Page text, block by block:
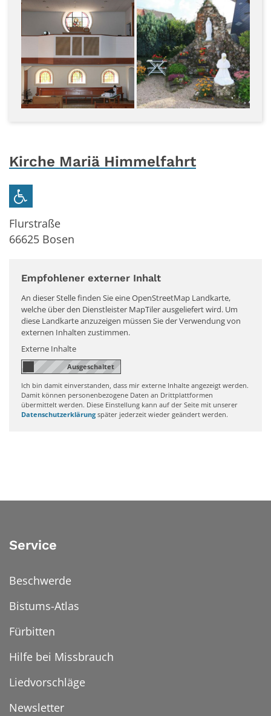
Kirche Mariä Himmelfahrt
Flurstraße
66625 Bosen
Empfohlener externer Inhalt
An dieser Stelle finden Sie eine OpenStreetMap Landkarte,
welche über den Dienstleister MapTiler ausgeliefert wird. Um
diese Landkarte anzuzeigen müssen Sie der Verwendung von
externen Inhalten zustimmen.
Externe Inhalte
Ich bin damit einverstanden, dass mir externe Inhalte angezeigt werden.
Damit können personenbezogene Daten an Drittplattformen
übermittelt werden. Diese Einstellung kann auf der Seite mit unserer
Datenschutzerklärung später jederzeit wieder geändert werden.
Service
Beschwerde
Bistums-Atlas
Fürbitten
Hilfe bei Missbrauch
Liedvorschläge
Newsletter